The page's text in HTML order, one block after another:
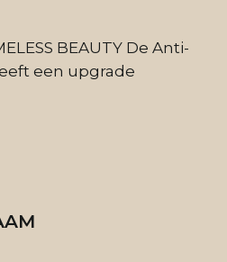
BEAUTY De Anti-
een upgrade